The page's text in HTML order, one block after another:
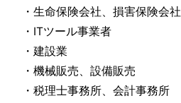
・生命保険会社、損害保険会社
・ITツール事業者
・建設業
・機械販売、設備販売
・税理士事務所、会計事務所